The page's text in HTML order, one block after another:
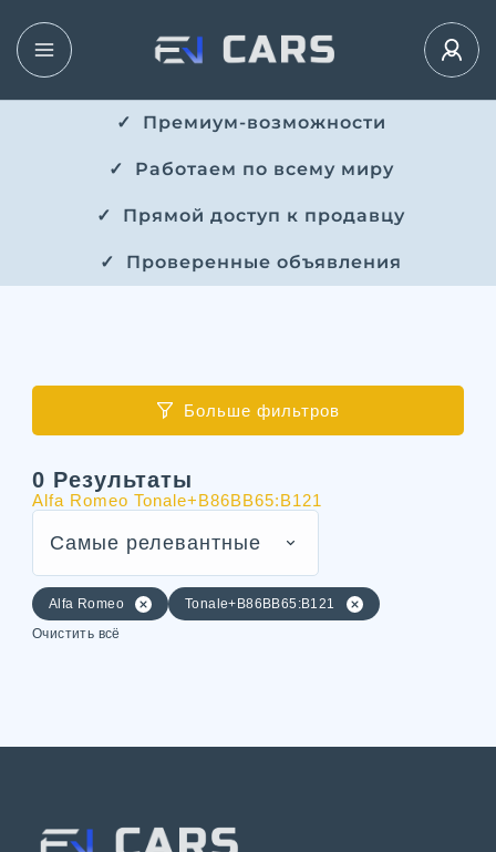
✓ ​​ Премиум-возможности
✓ ​ Работаем по всему миру
✓ ​ Прямой доступ к продавцу
✓ ​ Проверенные объявления
Больше фильтров
0 Результаты
Alfa Romeo Tonale+B86BB65:B121
Самые релевантные
Alfa Romeo
Tonale+B86BB65:B121
Очистить всё